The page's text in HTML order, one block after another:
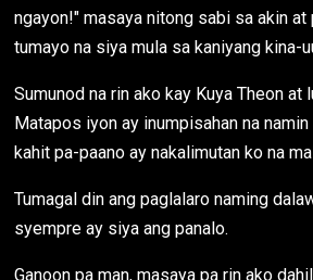
ngayon!" masaya nitong sabi sa akin at
tumayo na siya mula sa kaniyang kina-
Sumunod na rin ako kay Kuya Theon at
Matapos iyon ay inumpisahan na
kahit pa-paano ay nakalimutan ko na
Tumagal din ang paglalaro naming
syempre ay siya ang panalo.
Ganoon pa man, masaya pa rin ako